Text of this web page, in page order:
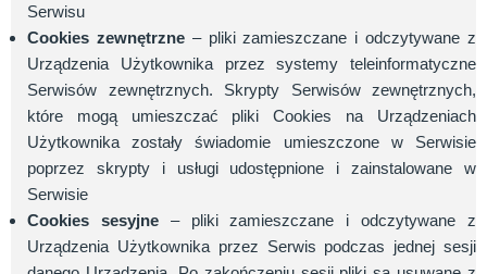
Serwisu
Cookies zewnętrzne– pliki zamieszczane i odczytywane z
Urządzenia Użytkownika przez systemy teleinformatyczne
Serwisów zewnętrznych. Skrypty Serwisów zewnętrznych,
które mogą umieszczać pliki Cookies na Urządzeniach
Użytkownika zostały świadomie umieszczone w Serwisie
poprzez skrypty i usługi udostępnione i zainstalowane w
Serwisie
Cookies sesyjne– pliki zamieszczane i odczytywane z
Urządzenia Użytkownika przez Serwis podczas jednej sesji